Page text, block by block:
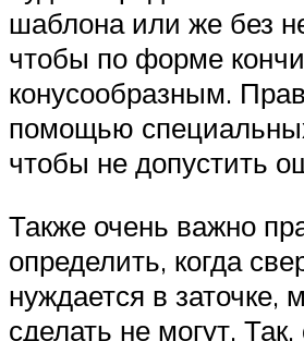
шаблона или же без
чтобы по форме
конусообразным.
помощью
чтобы не допустить
Также очень важно
определить, когда
нуждается в заточке,
сделать не могут.